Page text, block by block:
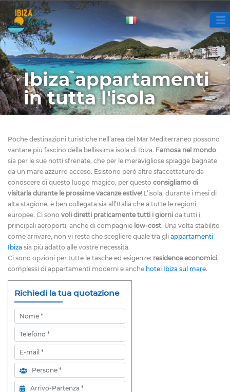
Ibiza appartamenti
in tutta l'isola
Poche destinazioni turistiche nell’area del Mar Mediterraneo possono
vantare più fascino della bellissima isola di Ibiza. Famosa nel mondo
sia per le sue notti sfrenate, che per le meravigliose spiagge bagnate
da un mare azzurro acceso. Esistono però altre sfaccettature da
conoscere di questo luogo magico, per questo consigliamo di
visitarla durante le prossime vacanze estive! L’isola, durante i mesi di
alta stagione, è ben collegata sia all’Italia che a tutte le regioni
europee. Ci sono voli diretti praticamente tutti i giorni da tutti i
principali aeroporti, anche di compagnie low-cost. Una volta stabilito
come arrivare, non vi resta che scegliere quale tra gli appartamenti
Ibiza sia più adatto alle vostre necessità.
Ci sono opzioni per tutte le tasche ed esigenze: residence economici,
complessi di appartamenti moderni e anche hotel Ibiza sul mare.
Richiedi la tua quotazione
Nome
Telefono
E-mail
Persone
Arrivo-Partenza